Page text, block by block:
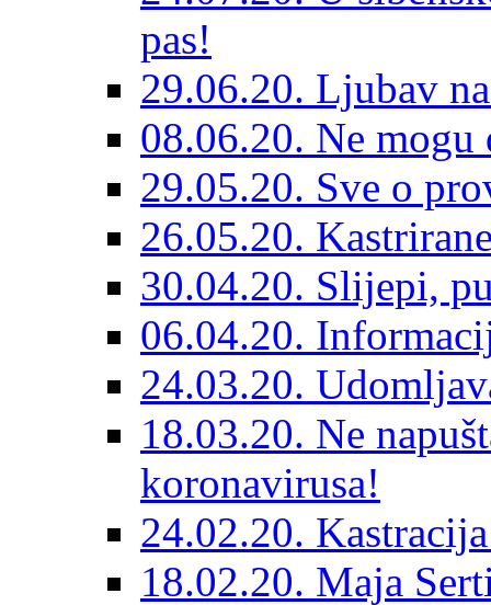
pas!
29.06.20. Ljubav
08.06.20. Ne
29.05.20. Sve o
26.05.20.
30.04.20. Slijepi,
06.04.20.
24.03.20.
18.03.20. Ne
koronavirusa!
24.02.20.
18.02.20. Maja